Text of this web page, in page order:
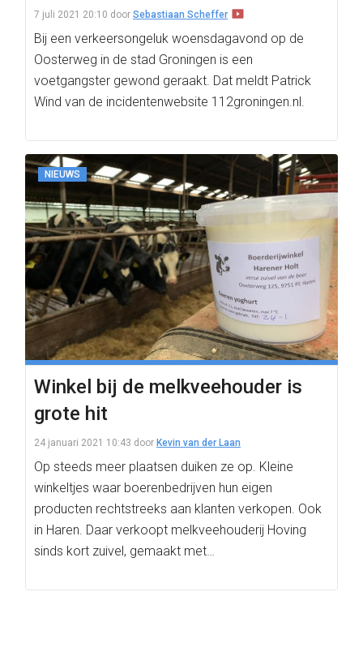
7 juli 2021 20:10 door Sebastiaan Scheffer
Bij een verkeersongeluk woensdagavond op de
Oosterweg in de stad Groningen is een
voetgangster gewond geraakt. Dat meldt Patrick
Wind van de incidentenwebsite 112groningen.nl.
NIEUWS
Winkel bij de melkveehouder is
grote hit
24 januari 2021 10:43 door Kevin van der Laan
Op steeds meer plaatsen duiken ze op. Kleine
winkeltjes waar boerenbedrijven hun eigen
producten rechtstreeks aan klanten verkopen. Ook
in Haren. Daar verkoopt melkveehouderij Hoving
sinds kort zuivel, gemaakt met…